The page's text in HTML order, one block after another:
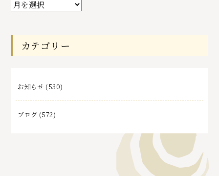
過
去
事
カテゴリー
お知らせ (530)
ブログ (572)